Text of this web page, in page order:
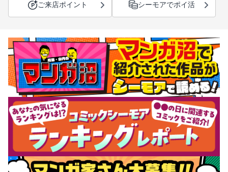
ご来店ポイント シーモアでポイ活